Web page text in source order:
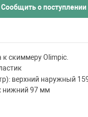
к скиммеру Olimpic.
верхний наружный
нижний 97 мм
Сообщить о поступлении